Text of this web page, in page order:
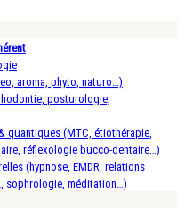
aroma, phyto, naturo…)
posturologie,
quantiques (MTC, étiothérapie,
réflexologie bucco-dentaire…)
(hypnose, EMDR, relations
sophrologie, méditation…)